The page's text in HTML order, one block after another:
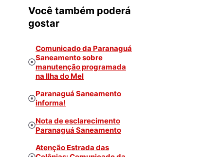
Você também poderá
gostar
Comunicado da Paranaguá
Saneamento sobre
manutenção programada
na Ilha do Mel
Paranaguá Saneamento
informa!
Nota de esclarecimento
Paranaguá Saneamento
Atenção Estrada das